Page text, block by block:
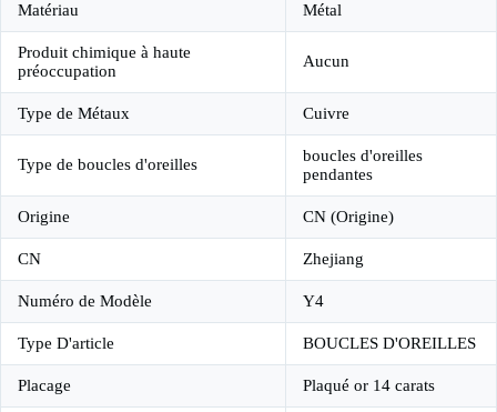
Matériau Métal
Produit chimique à haute
préoccupation
Aucun
Type de Métaux Cuivre
Type de boucles d'oreilles
boucles d'oreilles
pendantes
Origine CN (Origine)
CN Zhejiang
Numéro de Modèle Y4
Type D'article BOUCLES D'OREILLES
Placage Plaqué or 14 carats